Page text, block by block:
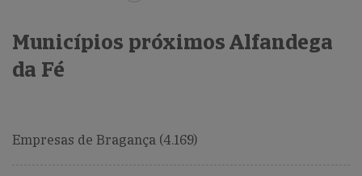
Municípios próximos Alfandega
da Fé
Empresas de Bragança (4.169)